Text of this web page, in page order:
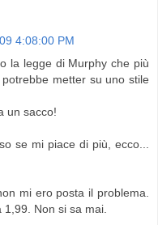
4:08:00 PM
la legge di Murphy che più
metter su uno stile
un sacco!
se mi piace di più, ecco...
mi ero posta il problema.
Non si sa mai.